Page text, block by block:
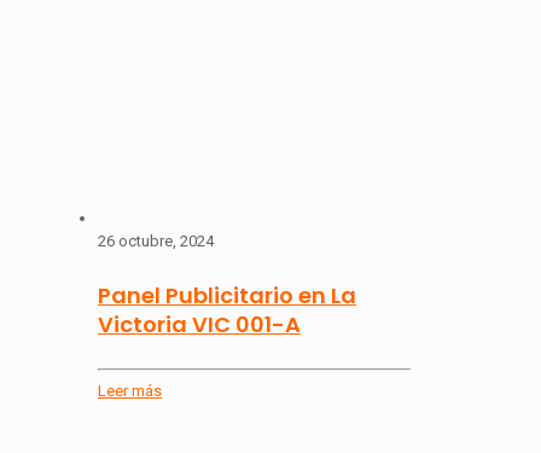
26 octubre, 2024
Panel Publicitario en La
Victoria VIC 001-A
Leer más